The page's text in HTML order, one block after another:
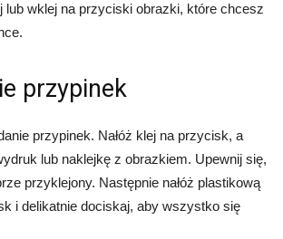
lub wklej na przyciski obrazki, które chcesz
przypinek
przypinek. Nałóż klej na przycisk, a
lub naklejkę z obrazkiem. Upewnij się,
przyklejony. Następnie nałóż plastikową
i delikatnie dociskaj, aby wszystko się